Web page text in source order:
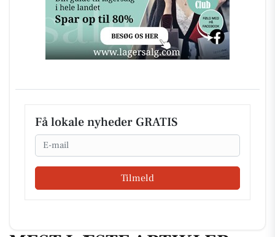
Få lokale nyheder GRATIS
Email
Tilmeld